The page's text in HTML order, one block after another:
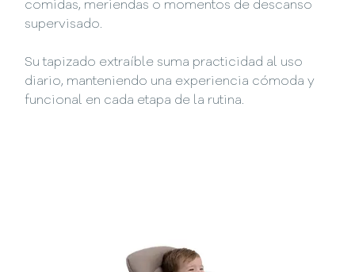
comidas, meriendas o momentos de descanso
supervisado.
Su tapizado extraíble suma practicidad al uso
diario, manteniendo una experiencia cómoda y
funcional en cada etapa de la rutina.